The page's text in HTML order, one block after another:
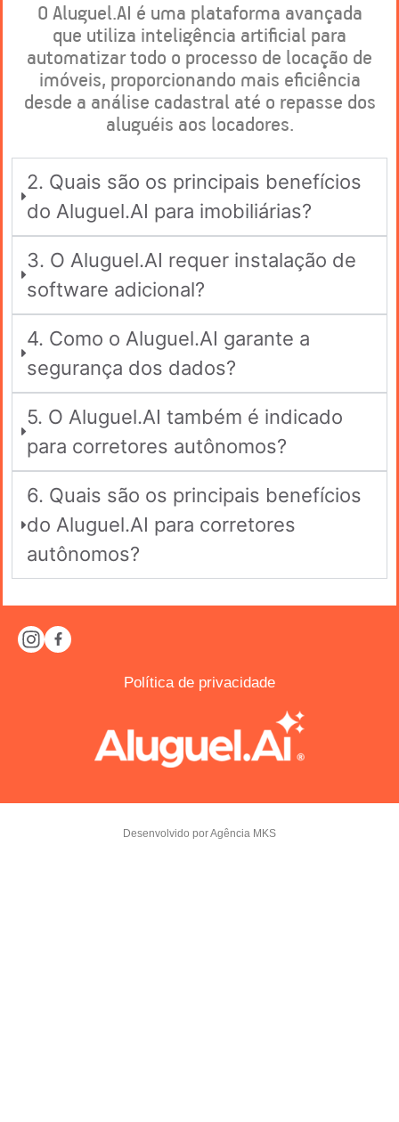
O Aluguel.AI é uma plataforma avançada
que utiliza inteligência artificial para
automatizar todo o processo de locação de
imóveis, proporcionando mais eficiência
desde a análise cadastral até o repasse dos
aluguéis aos locadores.
2. Quais são os principais benefícios
do Aluguel.AI para imobiliárias?
3. O Aluguel.AI requer instalação de
software adicional?
4. Como o Aluguel.AI garante a
segurança dos dados?
5. O Aluguel.AI também é indicado
para corretores autônomos?
6. Quais são os principais benefícios
do Aluguel.AI para corretores
autônomos?
Política de privacidade
Desenvolvido por Agência MKS